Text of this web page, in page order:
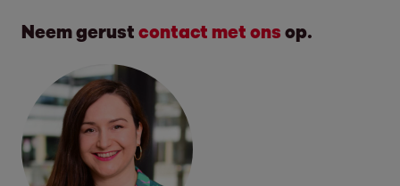
Neem gerust contact met ons op.